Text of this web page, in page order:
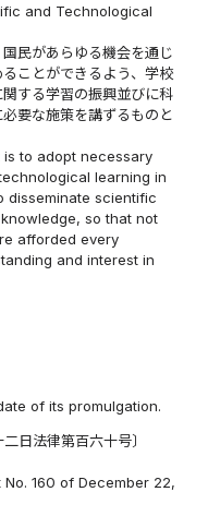
and Technological
民があらゆる機会を通じ
ことができるよう、学校
する学習の振興並びに科
要な施策を講ずるものと
to adopt necessary
learning in
disseminate scientific
so that not
afforded every
and interest in
of its promulgation.
日法律第百六十号〕
160 of December 22,